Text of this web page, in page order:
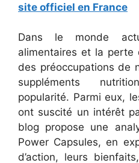
site officiel en France
Dans le monde
alimentaires et la
des préoccupations de
suppléments
popularité. Parmi eux,
ont suscité un intérêt
blog propose une
Power Capsules, en
d’action, leurs